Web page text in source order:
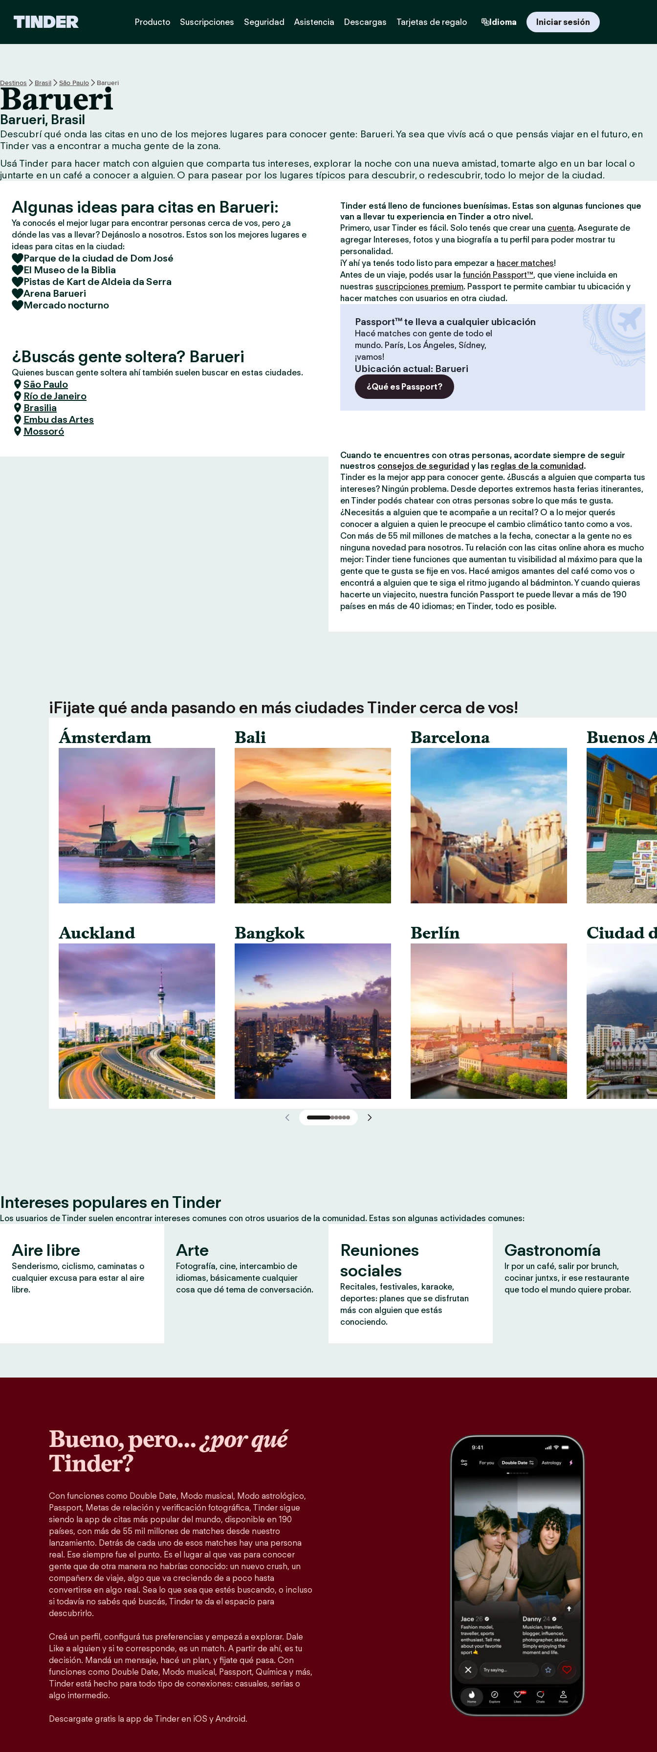
d
e
T
i
n
d
e
Producto Suscripciones Seguridad Asistencia Descargas Tarjetas de regalo Idioma Iniciar sesión
Destinos Brasil São Paulo Barueri
Barueri
Barueri, Brasil
Descubrí qué onda las citas en uno de los mejores lugares para conocer gente: Barueri. Ya sea que vivís acá o que pensás viajar en el futuro, en
Tinder vas a encontrar a mucha gente de la zona.
Usá Tinder para hacer match con alguien que comparta tus intereses, explorar la noche con una nueva amistad, tomarte algo en un bar local o
juntarte en un café a conocer a alguien. O para pasear por los lugares típicos para descubrir, o redescubrir, todo lo mejor de la ciudad.
Algunas ideas para citas en Barueri:
Ya conocés el mejor lugar para encontrar personas cerca de vos, pero ¿a
dónde las vas a llevar? Dejánoslo a nosotros. Estos son los mejores lugares e
ideas para citas en la ciudad:
Parque de la ciudad de Dom José
El Museo de la Biblia
Pistas de Kart de Aldeia da Serra
Arena Barueri
Mercado nocturno
¿Buscás gente soltera? Barueri
Quienes buscan gente soltera ahí también suelen buscar en estas ciudades.
São Paulo
Río de Janeiro
Brasilia
Embu das Artes
Mossoró
Tinder está lleno de funciones buenísimas. Estas son algunas funciones que
van a llevar tu experiencia en Tinder a otro nivel.
Primero, usar Tinder es fácil. Solo tenés que crear una cuenta. Asegurate de
agregar Intereses, fotos y una biografía a tu perfil para poder mostrar tu
personalidad.
¡Y ahí ya tenés todo listo para empezar a hacer matches!
Antes de un viaje, podés usar la función Passport™, que viene incluida en
nuestras suscripciones premium. Passport te permite cambiar tu ubicación y
hacer matches con usuarios en otra ciudad.
Passport™ te lleva a cualquier ubicación
Hacé matches con gente de todo el
mundo. París, Los Ángeles, Sídney,
¡vamos!
Ubicación actual: Barueri
¿Qué es Passport?
Cuando te encuentres con otras personas, acordate siempre de seguir
nuestros consejos de seguridad y las reglas de la comunidad .
Tinder es la mejor app para conocer gente. ¿Buscás a alguien que comparta tus
intereses? Ningún problema. Desde deportes extremos hasta ferias itinerantes,
en Tinder podés chatear con otras personas sobre lo que más te gusta.
¿Necesitás a alguien que te acompañe a un recital? O a lo mejor querés
conocer a alguien a quien le preocupe el cambio climático tanto como a vos.
Con más de 55 mil millones de matches a la fecha, conectar a la gente no es
ninguna novedad para nosotros. Tu relación con las citas online ahora es mucho
mejor: Tinder tiene funciones que aumentan tu visibilidad al máximo para que la
gente que te gusta se fije en vos. Hacé amigos amantes del café como vos o
encontrá a alguien que te siga el ritmo jugando al bádminton. Y cuando quieras
hacerte un viajecito, nuestra función Passport te puede llevar a más de 190
países en más de 40 idiomas; en Tinder, todo es posible.
¡Fijate qué anda pasando en más ciudades Tinder cerca de vos!
Ámsterdam
Auckland
Bali
Bangkok
Barcelona
Berlín
Buenos
Ciudad
Intereses populares en Tinder
Los usuarios de Tinder suelen encontrar intereses comunes con otros usuarios de la comunidad. Estas son algunas actividades comunes:
Aire libre
Senderismo, ciclismo, caminatas o
cualquier excusa para estar al aire
libre.
Arte
Fotografía, cine, intercambio de
idiomas, básicamente cualquier
cosa que dé tema de conversación.
Reuniones
sociales
Recitales, festivales, karaoke,
deportes: planes que se disfrutan
más con alguien que estás
conociendo.
Gastronomía
Ir por un café, salir por brunch,
cocinar juntxs, ir ese restaurante
que todo el mundo quiere probar.
Bueno, pero…¿por qué
Tinder?
Con funciones como Double Date, Modo musical, Modo astrológico,
Passport, Metas de relación y verificación fotográfica, Tinder sigue
siendo la app de citas más popular del mundo, disponible en 190
países, con más de 55 mil millones de matches desde nuestro
lanzamiento. Detrás de cada uno de esos matches hay una persona
real. Ese siempre fue el punto. Es el lugar al que vas para conocer
gente que de otra manera no habrías conocido: un nuevo crush, un
compañerx de viaje, algo que va creciendo de a poco hasta
convertirse en algo real. Sea lo que sea que estés buscando, o incluso
si todavía no sabés qué buscás, Tinder te da el espacio para
descubrirlo.
Creá un perfil, configurá tus preferencias y empezá a explorar. Dale
Like a alguien y si te corresponde, es un match. A partir de ahí, es tu
decisión. Mandá un mensaje, hacé un plan, y fijate qué pasa. Con
funciones como Double Date, Modo musical, Passport, Química y más,
Tinder está hecho para todo tipo de conexiones: casuales, serias o
algo intermedio.
Descargate gratis la app de Tinder en iOS y Android.